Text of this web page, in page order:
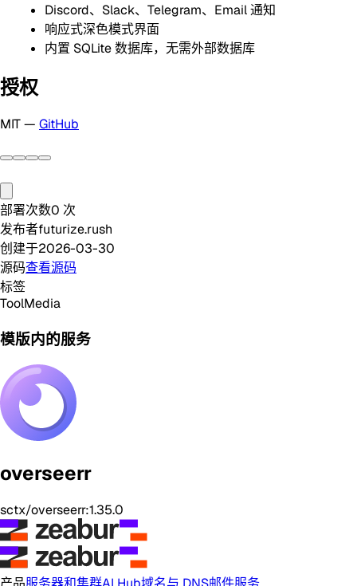
Discord、Slack、Telegram、Email 通知
响应式深色模式界面
内置 SQLite 数据库，无需外部数据库
授权
MIT — GitHub
部署次数0 次
发布者futurize.rush
创建于2026-03-30
源码查看源码
标签
ToolMedia
模版内的服务
overseerr
sctx/overseerr:1.35.0